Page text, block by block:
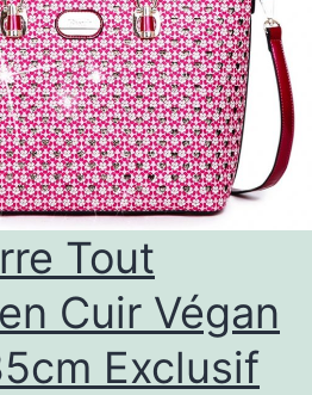
Tout
Cuir Végan
Exclusif